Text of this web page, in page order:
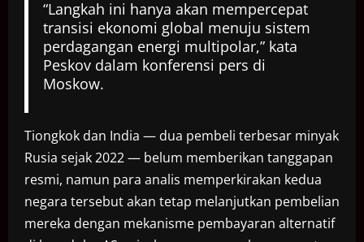
“Langkah ini hanya akan mempercepat
transisi ekonomi global menuju sistem
perdagangan energi multipolar,” kata
Peskov dalam konferensi pers di
Moskow.
Tiongkok dan India — dua pembeli terbesar minyak
Rusia sejak 2022 — belum memberikan tanggapan
resmi, namun para analis memperkirakan kedua
negara tersebut akan tetap melanjutkan pembelian
mereka dengan mekanisme pembayaran alternatif